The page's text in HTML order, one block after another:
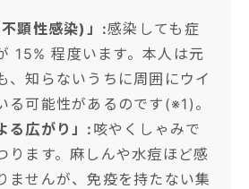
不顕性感染)」:感染しても症
15% 程度います。本人は元
、知らないうちに周囲にウイ
る可能性があるのです(※1)。
る広がり」: 咳やくしゃみで
ります。麻しんや水痘ほど感
ませんが、免疫を持たない集